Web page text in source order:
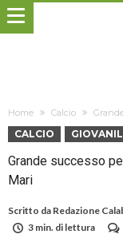
Home Calcio
CALCIO
Grande successo
Mari
Scritto da Redazione
3 min. di lettura